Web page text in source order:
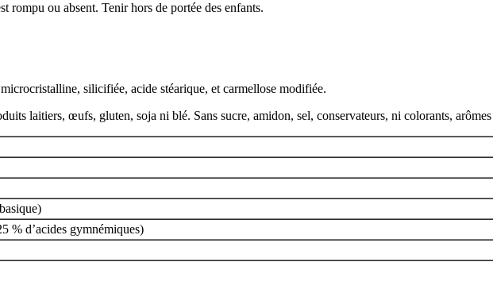
rompu ou absent. Tenir hors de portée des enfants.
silicifiée, acide stéarique, et carmellose modifiée.
laitiers, œufs, gluten, soja ni blé. Sans sucre, amidon, sel, conservateurs, ni colorants,
% d’acides gymnémiques)